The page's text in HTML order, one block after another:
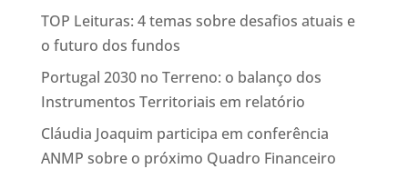
TOP Leituras: 4 temas sobre desafios atuais e
o futuro dos fundos
Portugal 2030 no Terreno: o balanço dos
Instrumentos Territoriais em relatório
Cláudia Joaquim participa em conferência
ANMP sobre o próximo Quadro Financeiro